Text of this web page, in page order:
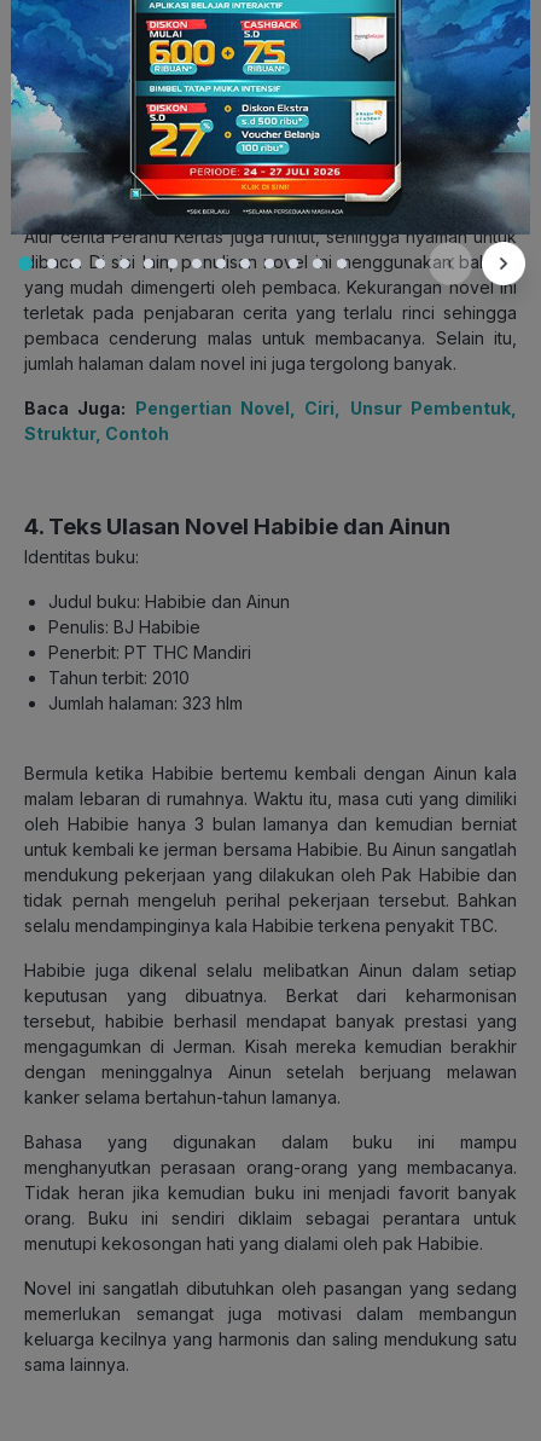
memutuskan untuk menjalin hubungan. Suatu ketika, Keenan
harus kembali ke Jakarta karena harus melanjutkan
perusahaan keluarganya. Kugy dan Keenan pun bertemu
kembali di Kota Jakarta.
Novel Perahu Kertas mengulas kisah menarik tentang
persahabatan, cinta, dan impian. Karya tulis ini memuat kisah
realistis yang kerap dialami oleh kebanyakan remaja.
Alur cerita Perahu Kertas juga runtut, sehingga nyaman untuk
dibaca. Di sisi lain, penulisan novel ini menggunakan bahasa
yang mudah dimengerti oleh pembaca. Kekurangan novel ini
terletak pada penjabaran cerita yang terlalu rinci sehingga
pembaca cenderung malas untuk membacanya. Selain itu,
jumlah halaman dalam novel ini juga tergolong banyak.
Baca Juga: Pengertian Novel, Ciri, Unsur Pembentuk,
Struktur, Contoh
4. Teks Ulasan Novel Habibie dan Ainun
Identitas buku:
Judul buku: Habibie dan Ainun
Penulis: BJ Habibie
Penerbit: PT THC Mandiri
Tahun terbit: 2010
Jumlah halaman: 323 hlm
Bermula ketika Habibie bertemu kembali dengan Ainun kala
malam lebaran di rumahnya. Waktu itu, masa cuti yang dimiliki
oleh Habibie hanya 3 bulan lamanya dan kemudian berniat
untuk kembali ke jerman bersama Habibie. Bu Ainun sangatlah
mendukung pekerjaan yang dilakukan oleh Pak Habibie dan
tidak pernah mengeluh perihal pekerjaan tersebut. Bahkan
selalu mendampinginya kala Habibie terkena penyakit TBC.
Habibie juga dikenal selalu melibatkan Ainun dalam setiap
keputusan yang dibuatnya. Berkat dari keharmonisan
tersebut, habibie berhasil mendapat banyak prestasi yang
mengagumkan di Jerman. Kisah mereka kemudian berakhir
dengan meninggalnya Ainun setelah berjuang melawan
kanker selama bertahun-tahun lamanya.
Bahasa yang digunakan dalam buku ini mampu
menghanyutkan perasaan orang-orang yang membacanya.
Tidak heran jika kemudian buku ini menjadi favorit banyak
orang. Buku ini sendiri diklaim sebagai perantara untuk
menutupi kekosongan hati yang dialami oleh pak Habibie.
Novel ini sangatlah dibutuhkan oleh pasangan yang sedang
memerlukan semangat juga motivasi dalam membangun
keluarga kecilnya yang harmonis dan saling mendukung satu
sama lainnya.